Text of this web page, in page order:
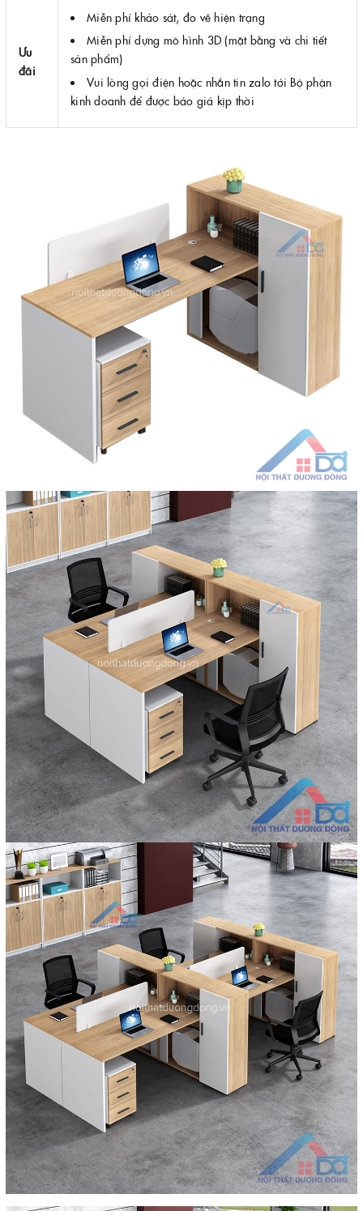
Ưu
đãi
Miễn phí khảo sát, đo vẽ hiện trạng
Miễn phí dựng mô hình 3D (mặt bằng và chi tiết
sản phẩm)
Vui lòng gọi điện hoặc nhắn tin zalo tới Bộ phận
kinh doanh để được báo giá kịp thời